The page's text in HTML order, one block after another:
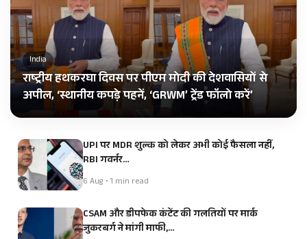
India
राष्ट्रीय हथकरघा दिवस पर पीएम मोदी की देशवासियों से
अपील, ‘स्थानीय कपड़े पहनें, ‘GRWM’ ट्रेंड फॉलो करें’
UPI पर MDR शुल्क को लेकर अभी कोई फैसला नहीं,
RBI गवर्नर…
6 Aug • 1 min read
CSAM और डीपफेक कंटेंट की गलतियों पर मार्क
जुकरबर्ग ने मांगी माफी,…